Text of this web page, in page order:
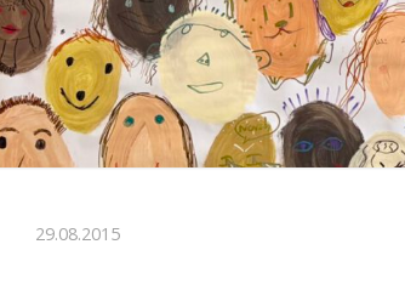
29.08.2015